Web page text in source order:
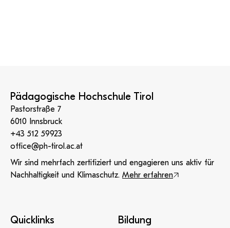
Pädagogische Hochschule Tirol
Pastorstraße 7
6010 Innsbruck
+43 512 59923
office@ph-tirol.ac.at
Wir sind mehrfach zertifiziert und engagieren uns aktiv für
Nachhaltigkeit und Klimaschutz. Mehr erfahren
Quicklinks Bildung